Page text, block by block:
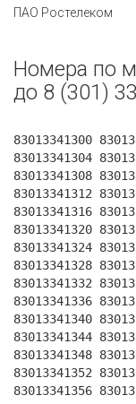
ПАО Ростелеком
Номера по
до 8 (301)
83013341300
83013341304
83013341308
83013341312
83013341316
83013341320
83013341324
83013341328
83013341332
83013341336
83013341340
83013341344
83013341348
83013341352
83013341356